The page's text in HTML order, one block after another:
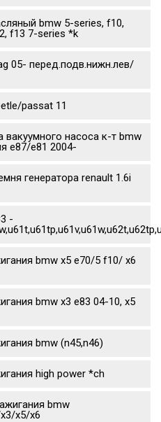
bmw 5-series, f10,
f13 7-series *k
05- перед.подв.нижн.лев/
passat 11
вакуумного насоса к-т bmw
e87/e81 2004-
генератора renault 1.6i
-
bmw x5 e70/5 f10/ x6
bmw x3 e83 04-10, x5
bmw (n45,n46)
high power *ch
bmw
x5/x6